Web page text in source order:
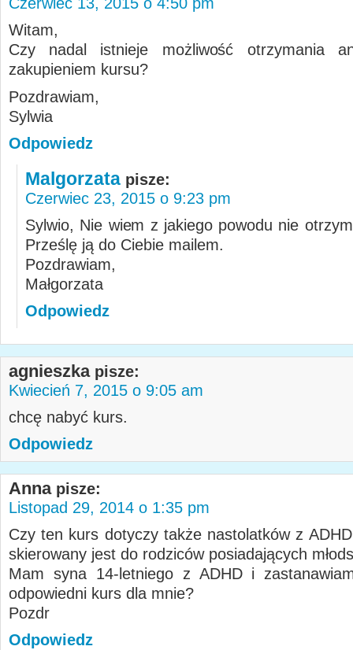
Czerwiec 13, 2015 o 4:50 pm
Witam,
Czy nadal istnieje możliwość otrzymania
zakupieniem kursu?
Pozdrawiam,
Sylwia
Odpowiedz
Malgorzata pisze:
Czerwiec 23, 2015 o 9:23 pm
Sylwio, Nie wiem z jakiego powodu nie
Prześlę ją do Ciebie mailem.
Pozdrawiam,
Małgorzata
Odpowiedz
agnieszka pisze:
Kwiecień 7, 2015 o 9:05 am
chcę nabyć kurs.
Odpowiedz
Anna pisze:
Listopad 29, 2014 o 1:35 pm
Czy ten kurs dotyczy także nastolatków z
skierowany jest do rodziców posiadających
Mam syna 14-letniego z ADHD i
odpowiedni kurs dla mnie?
Pozdr
Odpowiedz